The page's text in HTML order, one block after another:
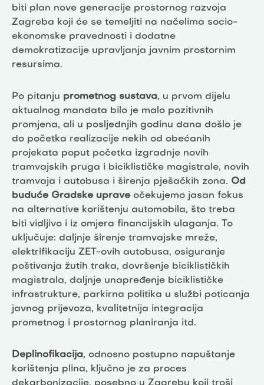
biti plan nove generacije prostornog razvoja
Zagreba koji će se temeljiti na načelima socio-
ekonomske pravednosti i dodatne
demokratizacije upravljanja javnim prostornim
resursima.
Po pitanju prometnog sustava, u prvom dijelu
aktualnog mandata bilo je malo pozitivnih
promjena, ali u posljednjih godinu dana došlo je
do početka realizacije nekih od obećanih
projekata poput početka izgradnje novih
tramvajskih pruga i biciklističke magistrale, novih
tramvaja i autobusa i širenja pješačkih zona. Od
buduće Gradske uprave očekujemo jasan fokus
na alternative korištenju automobila, što treba
biti vidljivo i iz omjera financijskih ulaganja. To
uključuje: daljnje širenje tramvajske mreže,
elektrifikaciju ZET-ovih autobusa, osiguranje
poštivanja žutih traka, dovršenje biciklističkih
magistrala, daljnje unapređenje biciklističke
infrastrukture, parkirna politika u službi poticanja
javnog prijevoza, kvalitetnija integracija
prometnog i prostornog planiranja itd.
Deplinofikacija, odnosno postupno napuštanje
korištenja plina, ključno je za proces